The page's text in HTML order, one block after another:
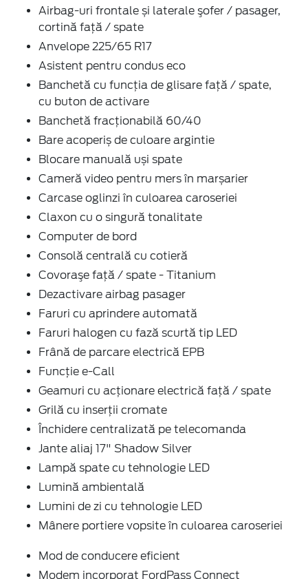
Airbag-uri frontale și laterale şofer / pasager,
cortină faţă / spate
Anvelope 225/65 R17
Asistent pentru condus eco
Banchetă cu funcţia de glisare faţă / spate,
cu buton de activare
Banchetă fracționabilă 60/40
Bare acoperiș de culoare argintie
Blocare manuală uși spate
Cameră video pentru mers în marșarier
Carcase oglinzi în culoarea caroseriei
Claxon cu o singură tonalitate
Computer de bord
Consolă centrală cu cotieră
Covoraşe faţă / spate - Titanium
Dezactivare airbag pasager
Faruri cu aprindere automată
Faruri halogen cu fază scurtă tip LED
Frână de parcare electrică EPB
Funcție e-Call
Geamuri cu acţionare electrică faţă / spate
Grilă cu inserţii cromate
Închidere centralizată pe telecomanda
Jante aliaj 17" Shadow Silver
Lampă spate cu tehnologie LED
Lumină ambientală
Lumini de zi cu tehnologie LED
Mânere portiere vopsite în culoarea caroseriei
Mod de conducere eficient
Modem incorporat FordPass Connect